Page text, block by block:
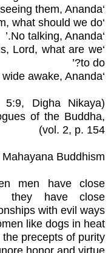
‘As not seeing them, Ananda.’
‘But if we should see them, what should we do?’
‘No talking, Ananda.’
Lord, what are we
to do?’
‘Keep wide awake, Ananda.’
5:9, Digha Nikaya
of the Buddha,
vol. 2, p. 154)
Mahayana Buddhism
men have close
they have close
with evil ways…
like dogs in heat..
precepts of purity.